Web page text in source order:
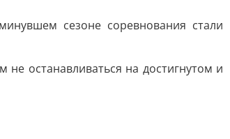
сезоне соревнования стали
останавливаться на достигнутом и